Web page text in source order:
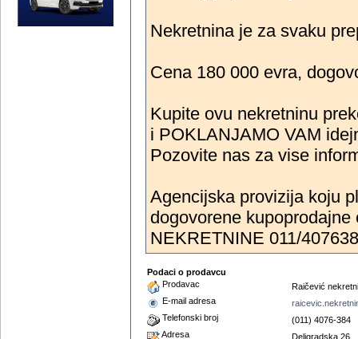
Nekretnina je za svaku
Cena 180 000 evra,
Kupite ovu nekretninu
i POKLANJAMO VAM
Pozovite nas za vise
Agencijska provizija koju
dogovorene
NEKRETNINE 011/
Podaci o prodavcu
Prodavac
Raičević
E-mail adresa
Telefonski broj
(011) 4076-384
Adresa
Deligradska 26